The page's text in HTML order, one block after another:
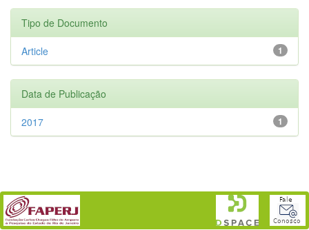
Tipo de Documento
1
Article
Data de Publicação
1
2017